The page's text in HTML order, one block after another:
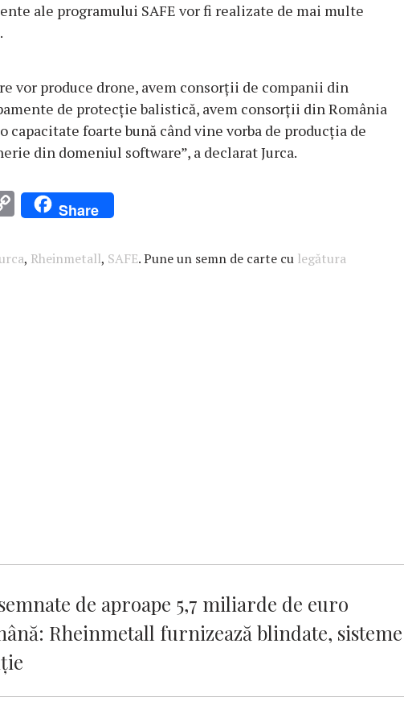
ale programului SAFE vor fi realizate de mai multe
vor produce drone, avem consorţii de companii din
de protecţie balistică, avem consorţii din România
capacitate foarte bună când vine vorba de producţia de
din domeniul software”, a declarat Jurca.
C
o
p
Share
, Rheinmetall, SAFE. Pune un semn de carte cu legătura
de aproape 5,7 miliarde de euro
Rheinmetall furnizează blindate, sisteme